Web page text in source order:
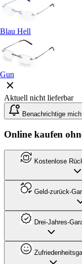
Blau Hell
Gun
Aktuell nicht lieferbar
Benachrichtige mich
Online kaufen
Kostenlose
Geld-zurück-
Drei-Jahres-